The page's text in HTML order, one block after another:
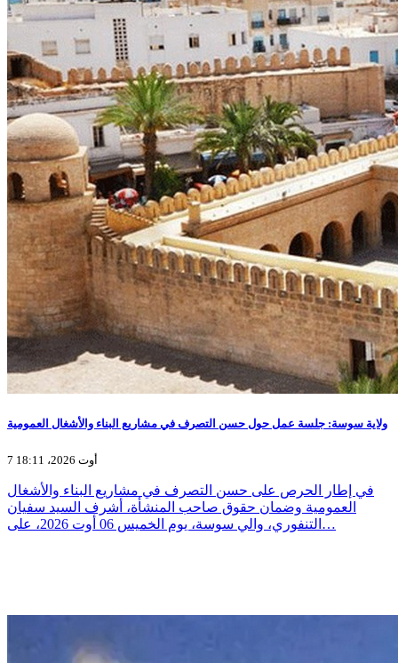
ولاية سوسة: جلسة عمل حول حسن التصرف في مشاريع البناء والأشغال العمومية
7 أوت 2026، 18:11
في إطار الحرص على حسن التصرف في مشاريع البناء والأشغال
العمومية وضمان حقوق صاحب المنشأة، أشرف السيد سفيان
التنفوري، والي سوسة، يوم الخميس 06 أوت 2026، على…